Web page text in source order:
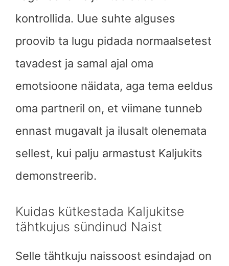
kontrollida. Uue suhte alguses
proovib ta lugu pidada normaalsetest
tavadest ja samal ajal oma
emotsioone näidata, aga tema eeldus
oma partneril on, et viimane tunneb
ennast mugavalt ja ilusalt olenemata
sellest, kui palju armastust Kaljukits
demonstreerib.
Kuidas kütkestada Kaljukitse
tähtkujus sündinud Naist
Selle tähtkuju naissoost esindajad on